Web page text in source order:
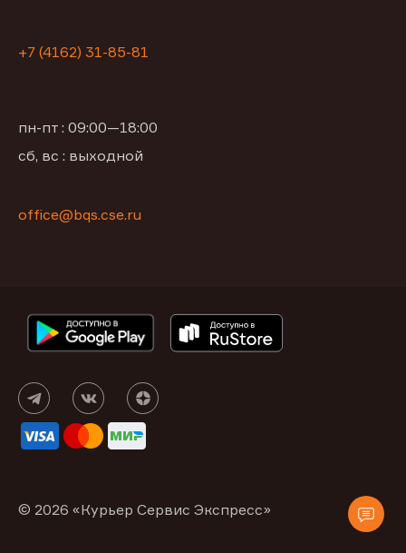
+7 (4162) 31-85-81
пн-пт : 09:00—18:00
сб, вс : выходной
office@bqs.cse.ru
© 2026 «Курьер Сервис Экспресс»